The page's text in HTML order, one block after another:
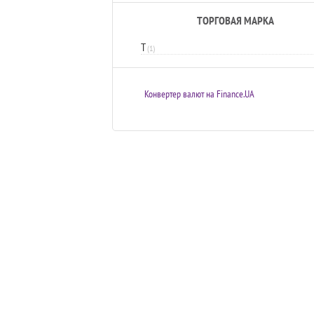
ТОРГОВАЯ МАРКА
T(1)
Конвертер валют на Finance.UA